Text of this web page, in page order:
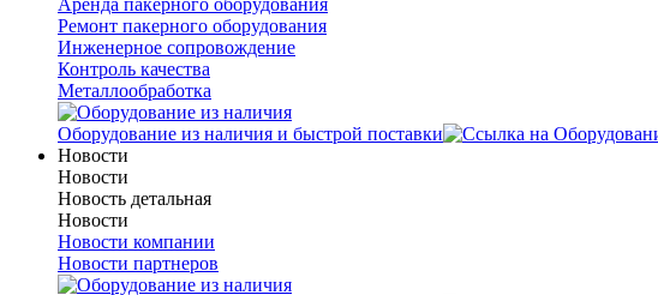
Аренда пакерного оборудования
Ремонт пакерного оборудования
Инженерное сопровождение
Контроль качества
Металлообработка
Оборудование из наличия и быстрой поставки
Новости
Новости
Новость детальная
Новости
Новости компании
Новости партнеров